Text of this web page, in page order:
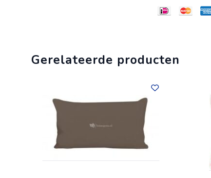
Gerelateerde producten